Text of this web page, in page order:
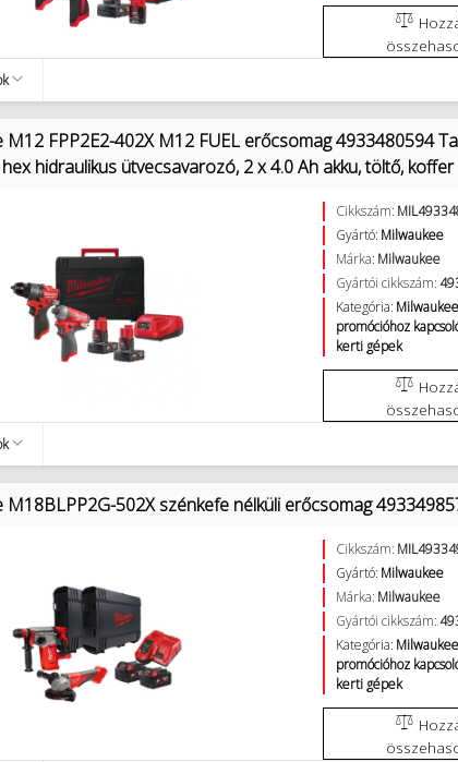
M12 FPP2E2-402X M12 FUEL erőcsomag 4933480594
hidraulikus ütvecsavarozó, 2 x 4.0 Ah akku, töltő, koffer
Cikkszám:
Gyártó: Milwaukee
Márka: Milwaukee
Gyártói cikkszám:
Kategória:
promócióhoz
kerti gépek
M18BLPP2G-502X szénkefe nélküli erőcsomag
Cikkszám:
Gyártó: Milwaukee
Márka: Milwaukee
Gyártói cikkszám:
Kategória:
promócióhoz
kerti gépek